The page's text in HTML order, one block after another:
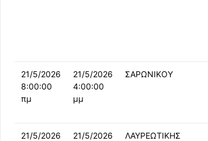
21/5/2026
8:00:00
πμ
21/5/2026
4:00:00
μμ
ΣΑΡΩΝΙΚΟΥ
21/5/2026 21/5/2026 ΛΑΥΡΕΩΤΙΚΗΣ